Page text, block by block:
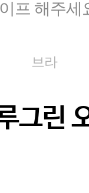
프 해주세
브라
그린